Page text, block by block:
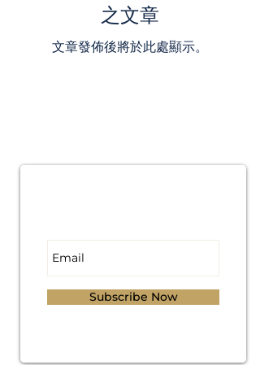
之文章
文章發佈後將於此處顯示。
Subscribe Now